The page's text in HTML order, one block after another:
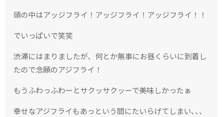
頭の中はアッジフライ！アッジフライ！アッジフライ！！
でいっぱいで笑笑
渋滞にはまりましたが、何とか無事にお昼くらいに到着し
たので念願のアジフライ！
もうふわっふわーとサクッサクッーで美味しかったぁ
幸せなアジフライもあっという間にたいらげてしまい､､､